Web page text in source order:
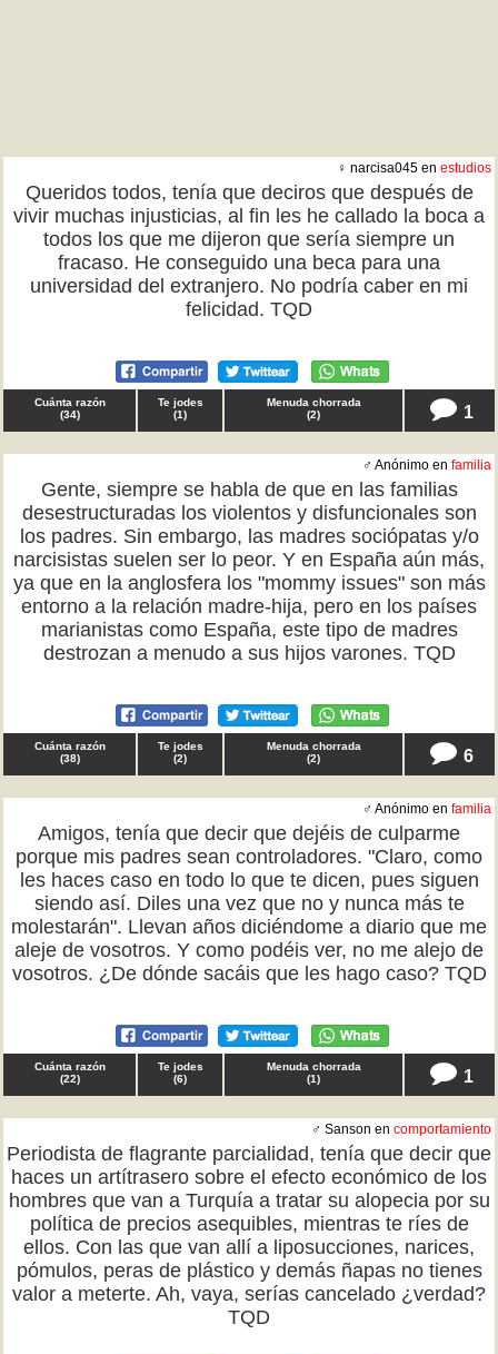
♀ narcisa045 en estudios
Queridos todos, tenía que deciros que después de
vivir muchas injusticias, al fin les he callado la boca a
todos los que me dijeron que sería siempre un
fracaso. He conseguido una beca para una
universidad del extranjero. No podría caber en mi
felicidad. TQD
Cuánta razón
(34)
Te jodes
(1)
Menuda chorrada
(2) 1
♂ Anónimo en familia
Gente, siempre se habla de que en las familias
desestructuradas los violentos y disfuncionales son
los padres. Sin embargo, las madres sociópatas y/o
narcisistas suelen ser lo peor. Y en España aún más,
ya que en la anglosfera los "mommy issues" son más
entorno a la relación madre-hija, pero en los países
marianistas como España, este tipo de madres
destrozan a menudo a sus hijos varones. TQD
Cuánta razón
(38)
Te jodes
(2)
Menuda chorrada
(2) 6
♂ Anónimo en familia
Amigos, tenía que decir que dejéis de culparme
porque mis padres sean controladores. "Claro, como
les haces caso en todo lo que te dicen, pues siguen
siendo así. Diles una vez que no y nunca más te
molestarán". Llevan años diciéndome a diario que me
aleje de vosotros. Y como podéis ver, no me alejo de
vosotros. ¿De dónde sacáis que les hago caso? TQD
Cuánta razón
(22)
Te jodes
(6)
Menuda chorrada
(1) 1
♂ Sanson en comportamiento
Periodista de flagrante parcialidad, tenía que decir que
haces un artítrasero sobre el efecto económico de los
hombres que van a Turquía a tratar su alopecia por su
política de precios asequibles, mientras te ríes de
ellos. Con las que van allí a liposucciones, narices,
pómulos, peras de plástico y demás ñapas no tienes
valor a meterte. Ah, vaya, serías cancelado ¿verdad?
TQD